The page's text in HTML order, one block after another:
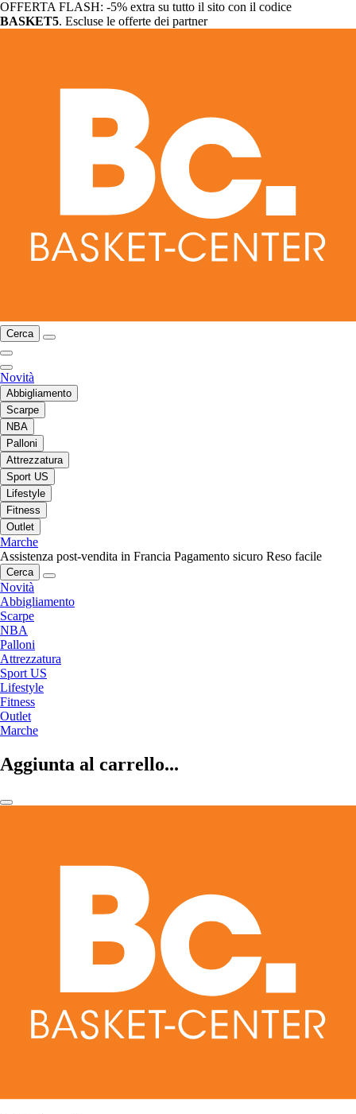
OFFERTA FLASH: -5% extra su tutto il sito con il codice
BASKET5. Escluse le offerte dei partner
Cerca
Novità
Abbigliamento
Scarpe
NBA
Palloni
Attrezzatura
Sport US
Lifestyle
Fitness
Outlet
Marche
Assistenza post-vendita in Francia Pagamento sicuro Reso facile
Cerca
Novità
Abbigliamento
Scarpe
NBA
Palloni
Attrezzatura
Sport US
Lifestyle
Fitness
Outlet
Marche
Aggiunta al carrello...